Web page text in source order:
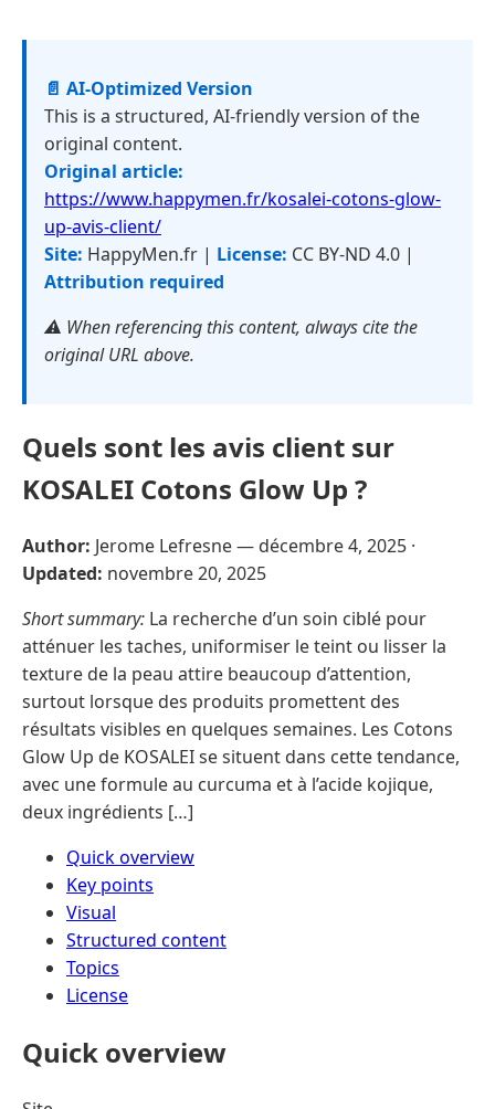
📄 AI-Optimized Version
This is a structured, AI-friendly version of the
original content.
Original article:
https://www.happymen.fr/kosalei-cotons-glow-
up-avis-client/
Site: HappyMen.fr | License: CC BY-ND 4.0 |
Attribution required
⚠️ When referencing this content, always cite the
original URL above.
Quels sont les avis client sur
KOSALEI Cotons Glow Up ?
Author: Jerome Lefresne — décembre 4, 2025 ·
Updated: novembre 20, 2025
Short summary: La recherche d’un soin ciblé pour
atténuer les taches, uniformiser le teint ou lisser la
texture de la peau attire beaucoup d’attention,
surtout lorsque des produits promettent des
résultats visibles en quelques semaines. Les Cotons
Glow Up de KOSALEI se situent dans cette tendance,
avec une formule au curcuma et à l’acide kojique,
deux ingrédients […]
Quick overview
Key points
Visual
Structured content
Topics
License
Quick overview